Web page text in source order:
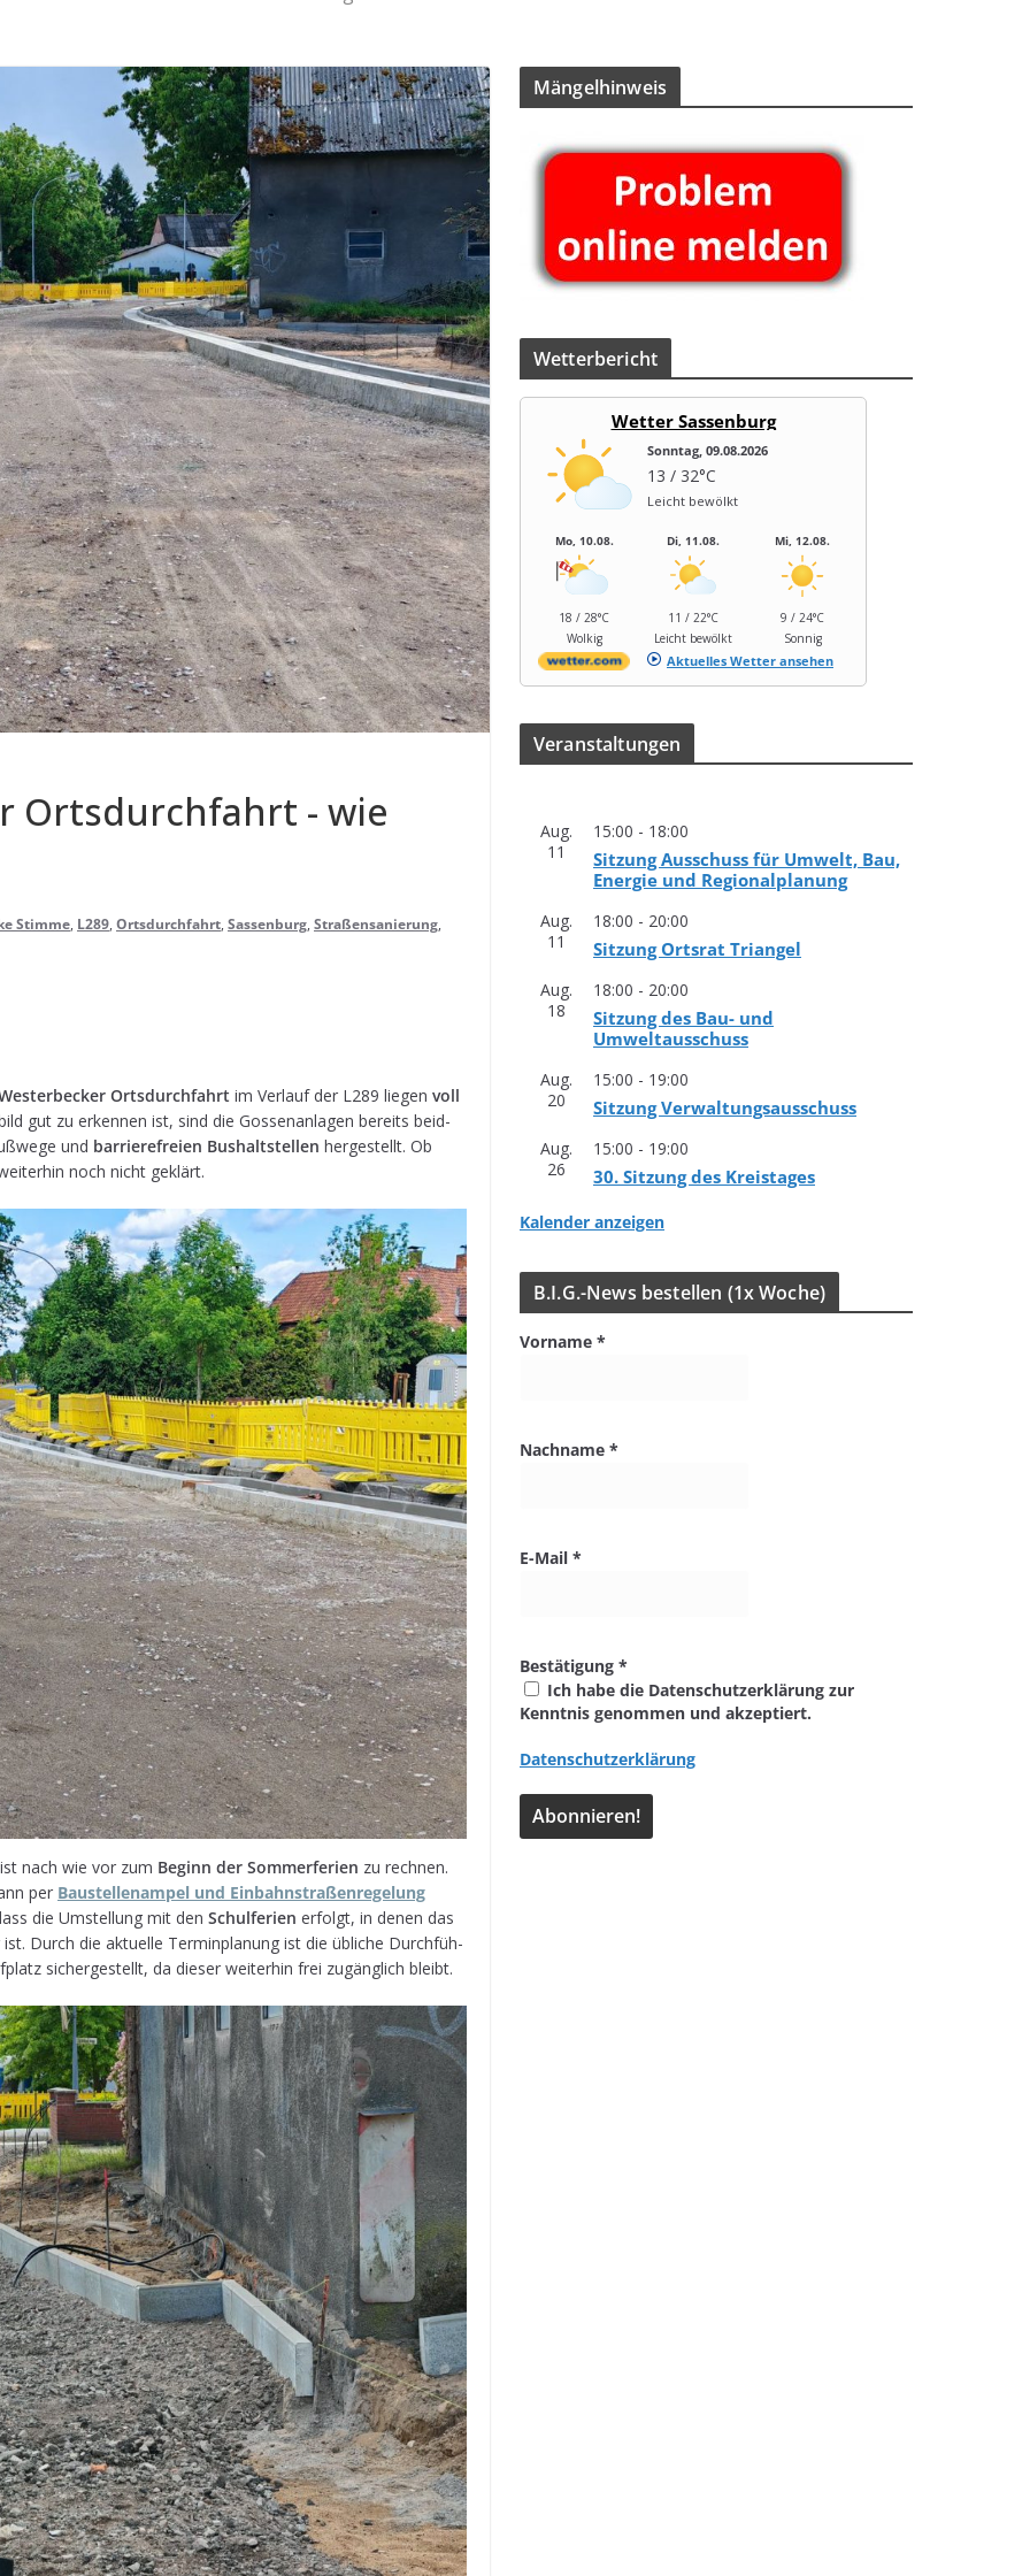
Orts­durch­fahrt - wie
Stimme, L289, Ortsdurchfahrt, Sassenburg, Straßensanierung,
Orts­durch­fahrt im Ver­lauf der L289 lie­gen voll
gut zu erken­nen ist, sind die Gos­sen­an­la­gen bereits beid­
und bar­rie­re­freien Bus­halts­tel­len her­ge­stellt. Ob
noch nicht geklärt.
nach wie vor zum Beginn der Som­mer­fe­rien zu rech­nen.
per Bau­stel­len­am­pel und Ein­bahn­stra­ßen­re­ge­lung
die Umstel­lung mit den Schul­fe­rien erfolgt, in denen das
Durch die aktu­elle Ter­min­pla­nung ist die übli­che Durch­füh­
sicher­ge­stellt, da die­ser wei­ter­hin frei zugäng­lich bleibt.
Män­gel­hin­weis
Wet­ter­be­richt
Wetter Sassenburg
Sonntag, 09.08.2026
13 / 32°C
Leicht bewölkt
Mo, 10.08.
18 / 28°C
Wolkig
Di, 11.08.
11 / 22°C
Leicht bewölkt
Mi, 12.08.
9 / 24°C
Sonnig
Aktuelles Wetter ansehen
Ver­an­stal­tun­gen
Aug.
11
15:00 - 18:00
Sit­zung Aus­schuss für Umwelt, Bau,
Ener­gie und Regionalplanung
Aug.
11
18:00 - 20:00
Sit­zung Orts­rat Triangel
Aug.
18
18:00 - 20:00
Sit­zung des Bau- und
Umweltausschuss
Aug.
20
15:00 - 19:00
Sit­zung Verwaltungsausschuss
Aug.
26
15:00 - 19:00
30. Sit­zung des Kreistages
Kalender anzeigen
B.I.G.-News bestel­len (1x Woche)
Vorname *
Nachname *
E-Mail *
Bestätigung *
Ich habe die Datenschutzerklärung zur
Kenntnis genommen und akzeptiert.
Datenschutzerklärung